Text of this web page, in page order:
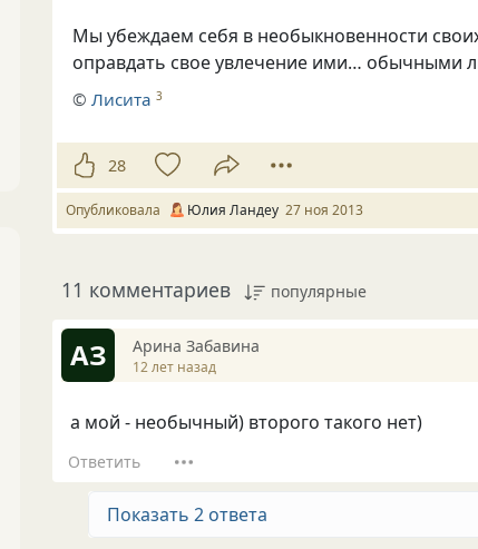
Мы убеждаем себя в необыкновенности
оправдать свое увлечение ими… обычными
©Лисита 3
28
Опубликовала Юлия Ландеу 27 ноя 2013
11 комментариев популярные
АЗ Арина Забавина
12 лет назад
а мой - необычный) второго такого нет)
Ответить
Показать 2 ответа